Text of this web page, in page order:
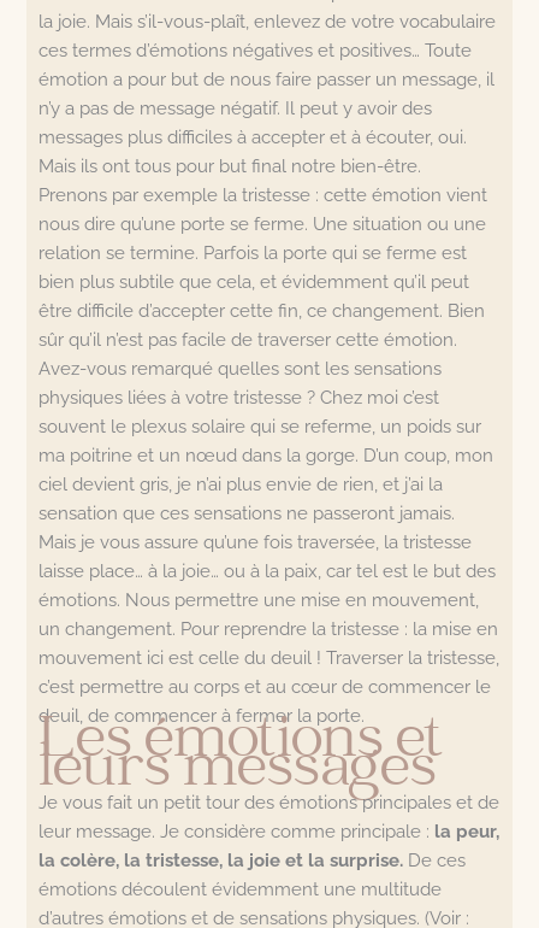
la joie. Mais s’il-vous-plaît, enlevez de votre vocabulaire
ces termes d’émotions négatives et positives… Toute
émotion a pour but de nous faire passer un message, il
n’y a pas de message négatif. Il peut y avoir des
messages plus difficiles à accepter et à écouter, oui.
Mais ils ont tous pour but final notre bien-être.
Prenons par exemple la tristesse : cette émotion vient
nous dire qu’une porte se ferme. Une situation ou une
relation se termine. Parfois la porte qui se ferme est
bien plus subtile que cela, et évidemment qu’il peut
être difficile d’accepter cette fin, ce changement. Bien
sûr qu’il n’est pas facile de traverser cette émotion.
Avez-vous remarqué quelles sont les sensations
physiques liées à votre tristesse ? Chez moi c’est
souvent le plexus solaire qui se referme, un poids sur
ma poitrine et un nœud dans la gorge. D’un coup, mon
ciel devient gris, je n’ai plus envie de rien, et j’ai la
sensation que ces sensations ne passeront jamais.
Mais je vous assure qu’une fois traversée, la tristesse
laisse place… à la joie… ou à la paix, car tel est le but des
émotions. Nous permettre une mise en mouvement,
un changement. Pour reprendre la tristesse : la mise en
mouvement ici est celle du deuil ! Traverser la tristesse,
c’est permettre au corps et au cœur de commencer le
deuil, de commencer à fermer la porte.
Les émotions et
leurs messages
Je vous fait un petit tour des émotions principales et de
leur message. Je considère comme principale : la peur,
la colère, la tristesse, la joie et la surprise. De ces
émotions découlent évidemment une multitude
d’autres émotions et de sensations physiques. (Voir :